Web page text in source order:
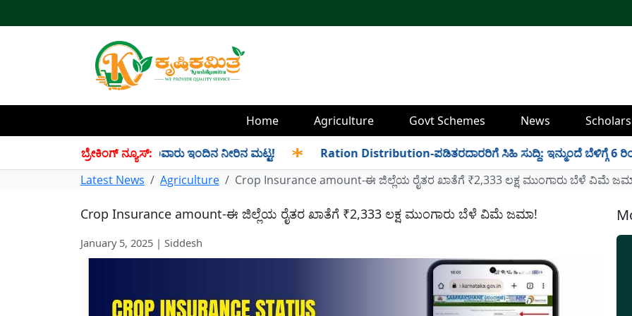
Home Agriculture Govt Schemes News
ಬ್ರೇಕಿಂಗ್ ನ್ಯೂಸ್:
ಸಂಗ್ರಹ! ಇಲ್ಲಿದೆ ಡ್ಯಾಂವಾರು ಇಂದಿನ ನೀರಿನ ಮಟ್ಟ! ✱ Ration Distribution-ಪಡಿತರದಾರರಿಗೆ ಸಿಹಿ ಸುದ್ದಿ: ಇನ್ಮುಂದೆ ಬೆಳಿಗ್ಗೆ 6 ರಿಂದ
Latest News
Agriculture Crop Insurance amount-ಈ ಜಿಲ್ಲೆಯ ರೈತರ ಖಾತೆಗೆ ₹2,333 ಲಕ್ಷ ಮುಂಗಾರು ಬೆಳೆ ವಿಮೆ
Crop Insurance amount-ಈ ಜಿಲ್ಲೆಯ ರೈತರ ಖಾತೆಗೆ ₹2,333 ಲಕ್ಷ ಮುಂಗಾರು ಬೆಳೆ ವಿಮೆ ಜಮಾ!
January 5, 2025 | Siddesh